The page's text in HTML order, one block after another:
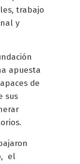
trabajo
y
apuesta
de
sus
el